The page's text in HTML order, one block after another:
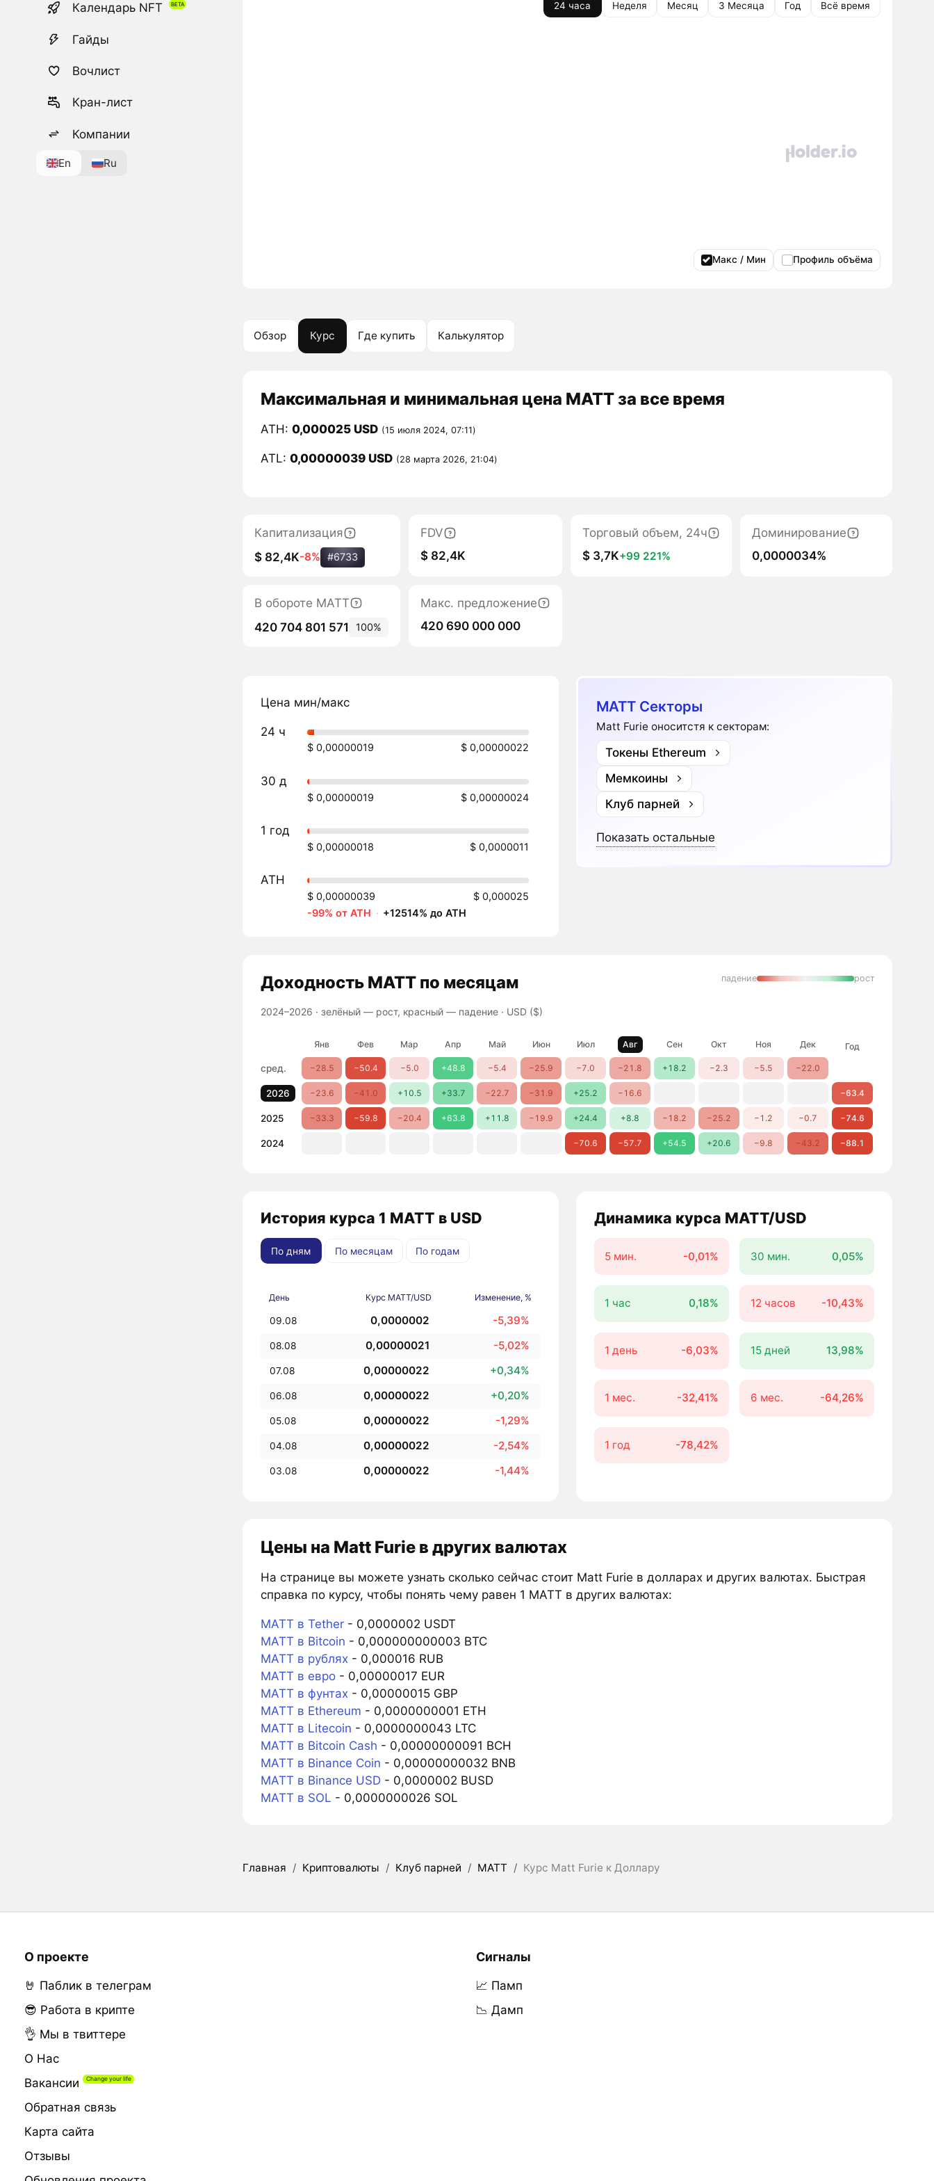
Календарь NFT
Гайды
Вочлист
Кран-лист
Компании
En Ru
24 часа Неделя Месяц 3 Месяца Год Всё время
Макс / Мин Профиль объёма
Обзор Курс Где купить Калькулятор
Максимальная и минимальная цена MATT за все время
ATH: 0,000025 USD (15 июля 2024, 07:11)
ATL: 0,00000039 USD (28 марта 2026, 21:04)
Капитализация
$ 82,4K-8% #6733
FDV
$ 82,4K
Торговый объем, 24ч
$ 3,7K+99 221%
Доминирование
0,0000034%
В обороте MATT
420 704 801 571
100%
Макс. предложение
420 690 000 000
Цена мин/макс
24 ч
$ 0,00000019 $ 0,00000022
30 д
$ 0,00000019 $ 0,00000024
1 год
$ 0,00000018 $ 0,0000011
ATH
$ 0,00000039
$ 0,000025
-99% от ATH · +12514% до ATH
MATT Секторы
Matt Furie оноситстя к секторам:
Токены Ethereum
Мемкоины
Клуб парней
Показать остальные
ДоходностьMATT по месяцам
2024–2026 · зелёный — рост, красный — падение· USD ($)
падение рост
Янв Фев Мар Апр Май Июн Июл Авг Сен Окт Ноя Дек Год
сред. −28.5 −50.4 −5.0 +48.8 −5.4 −25.9 −7.0 −21.8 +18.2 −2.3 −5.5 −22.0
2026 −23.6 −41.0 +10.5 +33.7 −22.7 −31.9 +25.2 −16.6 −63.4
2025 −33.3 −59.8 −20.4 +63.8 +11.8 −19.9 +24.4 +8.8 −18.2 −25.2 −1.2 −0.7 −74.6
2024 −70.6 −57.7 +54.5 +20.6 −9.8 −43.2 −88.1
История курса 1 MATT в USD
По дням По месяцам По годам
День Курс MATT/USD Изменение, %
09.08 0,0000002 -5,39%
08.08 0,00000021 -5,02%
07.08 0,00000022 +0,34%
06.08 0,00000022 +0,20%
05.08 0,00000022 -1,29%
04.08 0,00000022 -2,54%
03.08 0,00000022 -1,44%
Динамика курса MATT/USD
5 мин. -0,01% 30 мин. 0,05%
1 час 0,18% 12 часов -10,43%
1 день -6,03% 15 дней 13,98%
1 мес. -32,41% 6 мес. -64,26%
1 год -78,42%
Цены на Matt Furie в других валютах
На странице вы можете узнать сколько сейчас стоит Matt Furie в долларах и других валютах. Быстрая
справка по курсу, чтобы понять чему равен 1 MATT в других валютах:
MATT в Tether- 0,0000002 USDT
MATT в Bitcoin - 0,000000000003 BTC
MATT в рублях- 0,000016 RUB
MATT в евро- 0,00000017 EUR
MATT в фунтах- 0,00000015 GBP
MATT в Ethereum - 0,0000000001 ETH
MATT в Litecoin - 0,0000000043 LTC
MATT в Bitcoin Cash - 0,00000000091 BCH
MATT в Binance Coin - 0,00000000032 BNB
MATT в Binance USD- 0,0000002 BUSD
MATT в SOL - 0,0000000026 SOL
Главная / Криптовалюты / Клуб парней / MATT / Курс Matt Furie к Доллару
О проекте
🤘 Паблик в телеграм
😎 Работа в крипте
👌 Мы в твиттере
О Нас
Вакансии
Обратная связь
Карта сайта
Отзывы
Сигналы
📈 Памп
📉 Дамп